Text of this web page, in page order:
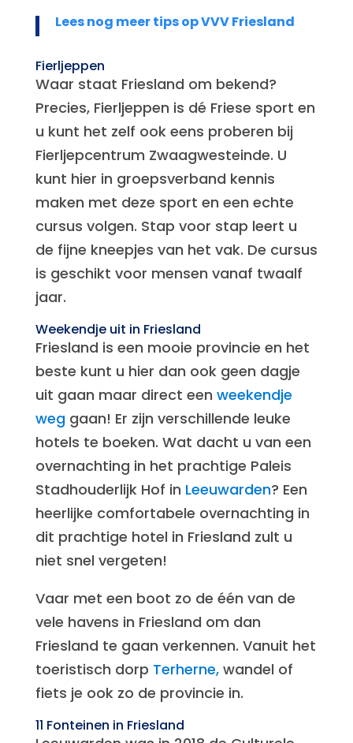
Lees nog meer tips op VVV Friesland
Fierljeppen
Waar staat Friesland om bekend?
Precies, Fierljeppen is dé Friese sport en
u kunt het zelf ook eens proberen bij
Fierljepcentrum Zwaagwesteinde. U
kunt hier in groepsverband kennis
maken met deze sport en een echte
cursus volgen. Stap voor stap leert u
de fijne kneepjes van het vak. De cursus
is geschikt voor mensen vanaf twaalf
jaar.
Weekendje uit in Friesland
Friesland is een mooie provincie en het
beste kunt u hier dan ook geen dagje
uit gaan maar direct een weekendje
weggaan! Er zijn verschillende leuke
hotels te boeken. Wat dacht u van een
overnachting in het prachtige Paleis
Stadhouderlijk Hof in Leeuwarden? Een
heerlijke comfortabele overnachting in
dit prachtige hotel in Friesland zult u
niet snel vergeten!
Vaar met een boot zo de één van de
vele havens in Friesland om dan
Friesland te gaan verkennen. Vanuit het
toeristisch dorp Terherne,wandel of
fiets je ook zo de provincie in.
11 Fonteinen in Friesland